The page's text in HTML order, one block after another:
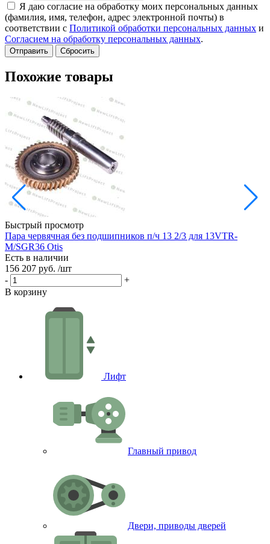
Я даю согласие на обработку моих персональных данных
(фамилия, имя, телефон, адрес электронной почты) в
соответствии с Политикой обработки персональных данных и
Согласием на обработку персональных данных.
Сбросить
Похожие товары
Быстрый просмотр
Пара червячная без подшипников п/ч 13 2/3 для 13VTR-
M/SGR36 Otis
Есть в наличии
156 207 руб. /шт
-
+
В корзину
Лифт
Главный привод
Двери, приводы дверей